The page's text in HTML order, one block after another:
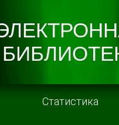
Статистика